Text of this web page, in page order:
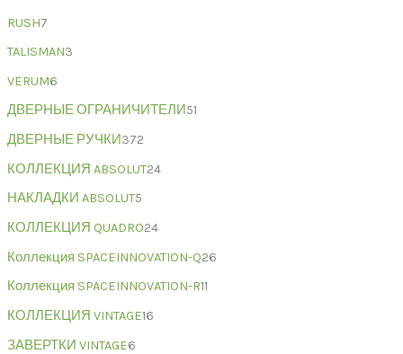
RUSH7
TALISMAN3
VERUM6
ДВЕРНЫЕ ОГРАНИЧИТЕЛИ51
ДВЕРНЫЕ РУЧКИ372
КОЛЛЕКЦИЯ ABSOLUT24
НАКЛАДКИ ABSOLUT5
КОЛЛЕКЦИЯ QUADRO24
Коллекция SPACEINNOVATION-Q26
Коллекция SPACEINNOVATION-R11
КОЛЛЕКЦИЯ VINTAGE16
ЗАВЕРТКИ VINTAGE6